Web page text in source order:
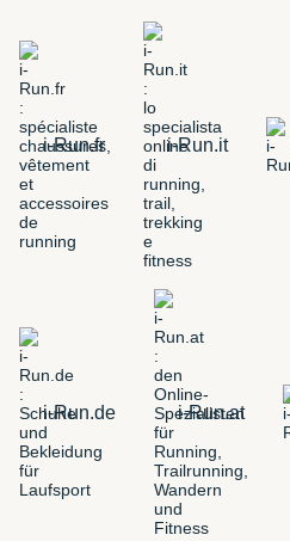
i-Run.fr i-Run.it
i-Run.de i-Run.at